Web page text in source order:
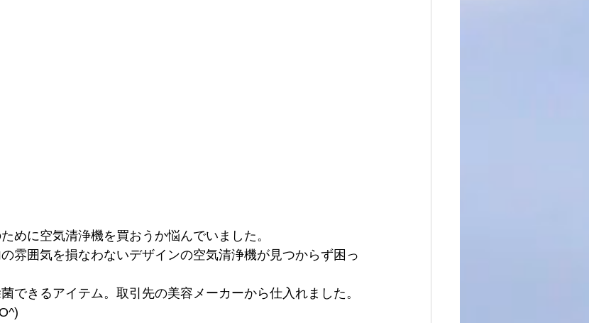
めに空気清浄機を買おうか悩んでいました。
雰囲気を損なわないデザインの空気清浄機が見つからず困っ
できるアイテム。取引先の美容メーカーから仕入れました。